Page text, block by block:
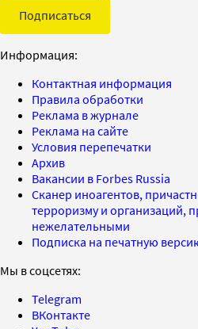
Подписаться
Информация:
Контактная информация
Правила обработки
Реклама в журнале
Реклама на сайте
Условия перепечатки
Архив
Вакансии в Forbes Russia
Сканер иноагентов,
терроризму и организаций,
нежелательными
Подписка на печатную
Мы в соцсетях:
Telegram
ВКонтакте